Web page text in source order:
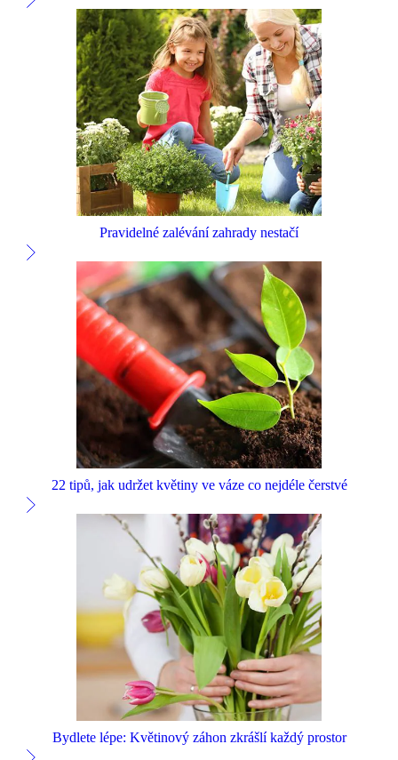
Pravidelné zalévání zahrady nestačí
22 tipů, jak udržet květiny ve váze co nejdéle čerstvé
Bydlete lépe: Květinový záhon zkrášlí každý prostor